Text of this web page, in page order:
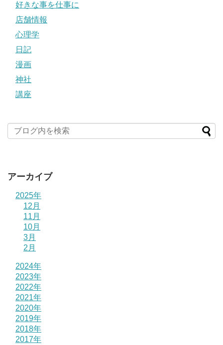
好きな事を仕事に
店舗情報
心理学
日記
漫画
神社
講座
アーカイブ
2025年
12月
11月
10月
3月
2月
2024年
2023年
2022年
2021年
2020年
2019年
2018年
2017年